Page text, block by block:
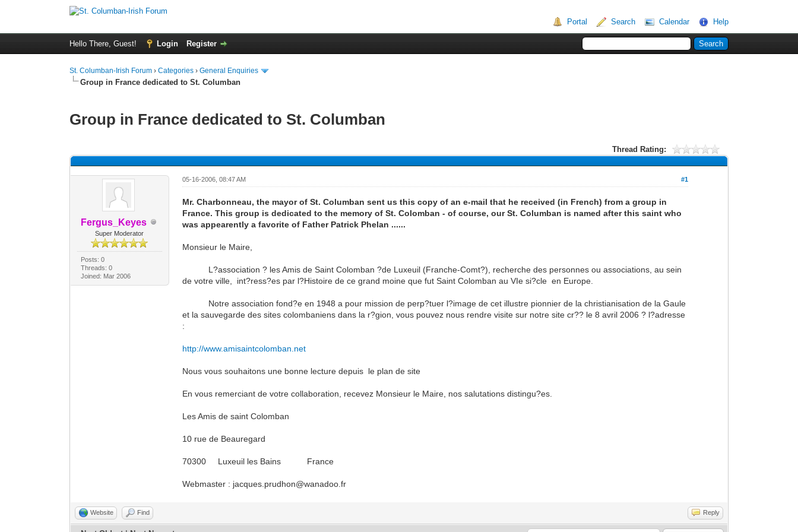
Portal Search Calendar Help
Hello There, Guest! Login Register
St. Columban-Irish Forum › Categories › General Enquiries
Group in France dedicated to St. Columban
Group in France dedicated to St. Columban
Thread Rating:
Fergus_Keyes
Super Moderator
Posts: 0
Threads: 0
Joined: Mar 2006
#1
05-16-2006, 08:47 AM
Mr. Charbonneau, the mayor of St. Columban sent us this copy of an e-mail that he received (in French) from a group in
France. This group is dedicated to the memory of St. Colomban - of course, our St. Columban is named after this saint who
was appearently a favorite of Father Patrick Phelan ......
Monsieur le Maire,
L?association ? les Amis de Saint Colomban ?de Luxeuil (Franche-Comt?), recherche des personnes ou associations, au sein
de votre ville, int?ress?es par l?Histoire de ce grand moine que fut Saint Colomban au VIe si?cle en Europe.
Notre association fond?e en 1948 a pour mission de perp?tuer l?image de cet illustre pionnier de la christianisation de la Gaule
et la sauvegarde des sites colombaniens dans la r?gion, vous pouvez nous rendre visite sur notre site cr?? le 8 avril 2006 ? l?adresse
:
http://www.amisaintcolomban.net
Nous vous souhaitons une bonne lecture depuis le plan de site
En vous remerciant de votre collaboration, recevez Monsieur le Maire, nos salutations distingu?es.
Les Amis de saint Colomban
10 rue de Beauregard
70300 Luxeuil les Bains France
Webmaster : jacques.prudhon@wanadoo.fr
Website Find Reply